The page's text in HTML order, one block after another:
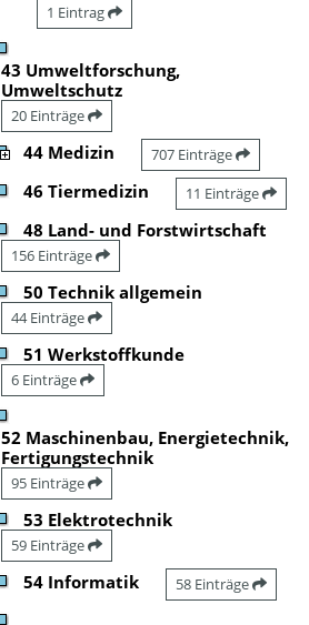
1 Eintrag
43 Umweltforschung,
Umweltschutz
20 Einträge
44 Medizin 707 Einträge
46 Tiermedizin 11 Einträge
48 Land- und Forstwirtschaft
156 Einträge
50 Technik allgemein
44 Einträge
51 Werkstoffkunde
6 Einträge
52 Maschinenbau, Energietechnik,
Fertigungstechnik
95 Einträge
53 Elektrotechnik
59 Einträge
54 Informatik 58 Einträge